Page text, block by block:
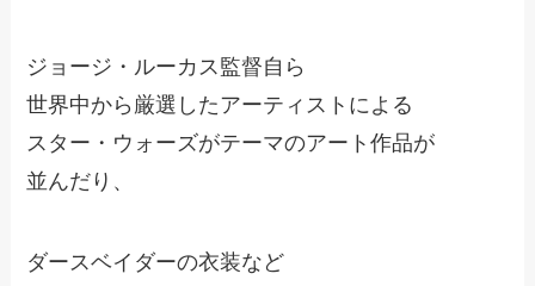
ジョージ・ルーカス監督自ら
世界中から厳選したアーティストによる
スター・ウォーズがテーマのアート作品が
並んだり、
ダースベイダーの衣装など